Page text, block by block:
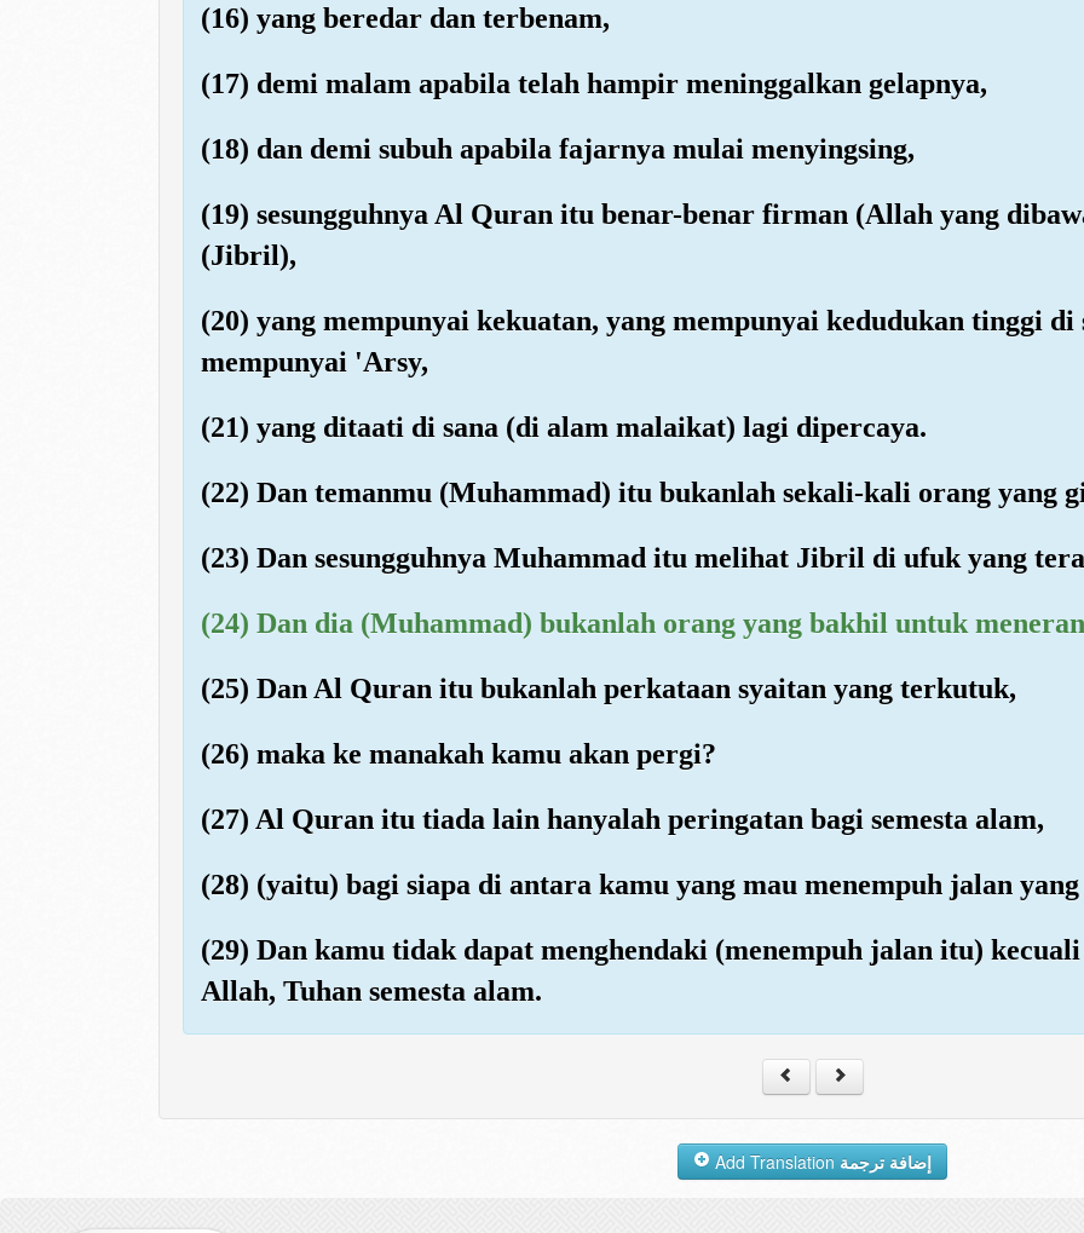
(16) yang beredar dan terbenam,
(17) demi malam apabila telah hampir meninggalkan gelapnya,
(18) dan demi subuh apabila fajarnya mulai menyingsing,
(19) sesungguhnya Al Quran itu benar-benar firman (Allah yang
(Jibril),
(20) yang mempunyai kekuatan, yang mempunyai kedudukan tinggi di
mempunyai 'Arsy,
(21) yang ditaati di sana (di alam malaikat) lagi dipercaya.
(22) Dan temanmu (Muhammad) itu bukanlah sekali-kali orang yang
(23) Dan sesungguhnya Muhammad itu melihat Jibril di ufuk yang
(24) Dan dia (Muhammad) bukanlah orang yang bakhil untuk
(25) Dan Al Quran itu bukanlah perkataan syaitan yang terkutuk,
(26) maka ke manakah kamu akan pergi?
(27) Al Quran itu tiada lain hanyalah peringatan bagi semesta alam,
(28) (yaitu) bagi siapa di antara kamu yang mau menempuh jalan
(29) Dan kamu tidak dapat menghendaki (menempuh jalan itu)
Allah, Tuhan semesta alam.
إضافة ترجمة